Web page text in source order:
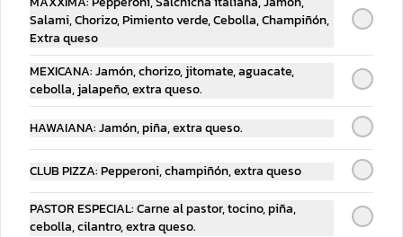
$29.00
Salsas
Salami, Chorizo, Pimiento verde, Cebolla, Champiñón,
Extra queso
MEXICANA: Jamón, chorizo, jitomate, aguacate,
cebolla, jalapeño, extra queso.
HAWAIANA: Jamón, piña, extra queso.
CLUB PIZZA: Pepperoni, champiñón, extra queso
PASTOR ESPECIAL: Carne al pastor, tocino, piña,
cebolla, cilantro, extra queso.